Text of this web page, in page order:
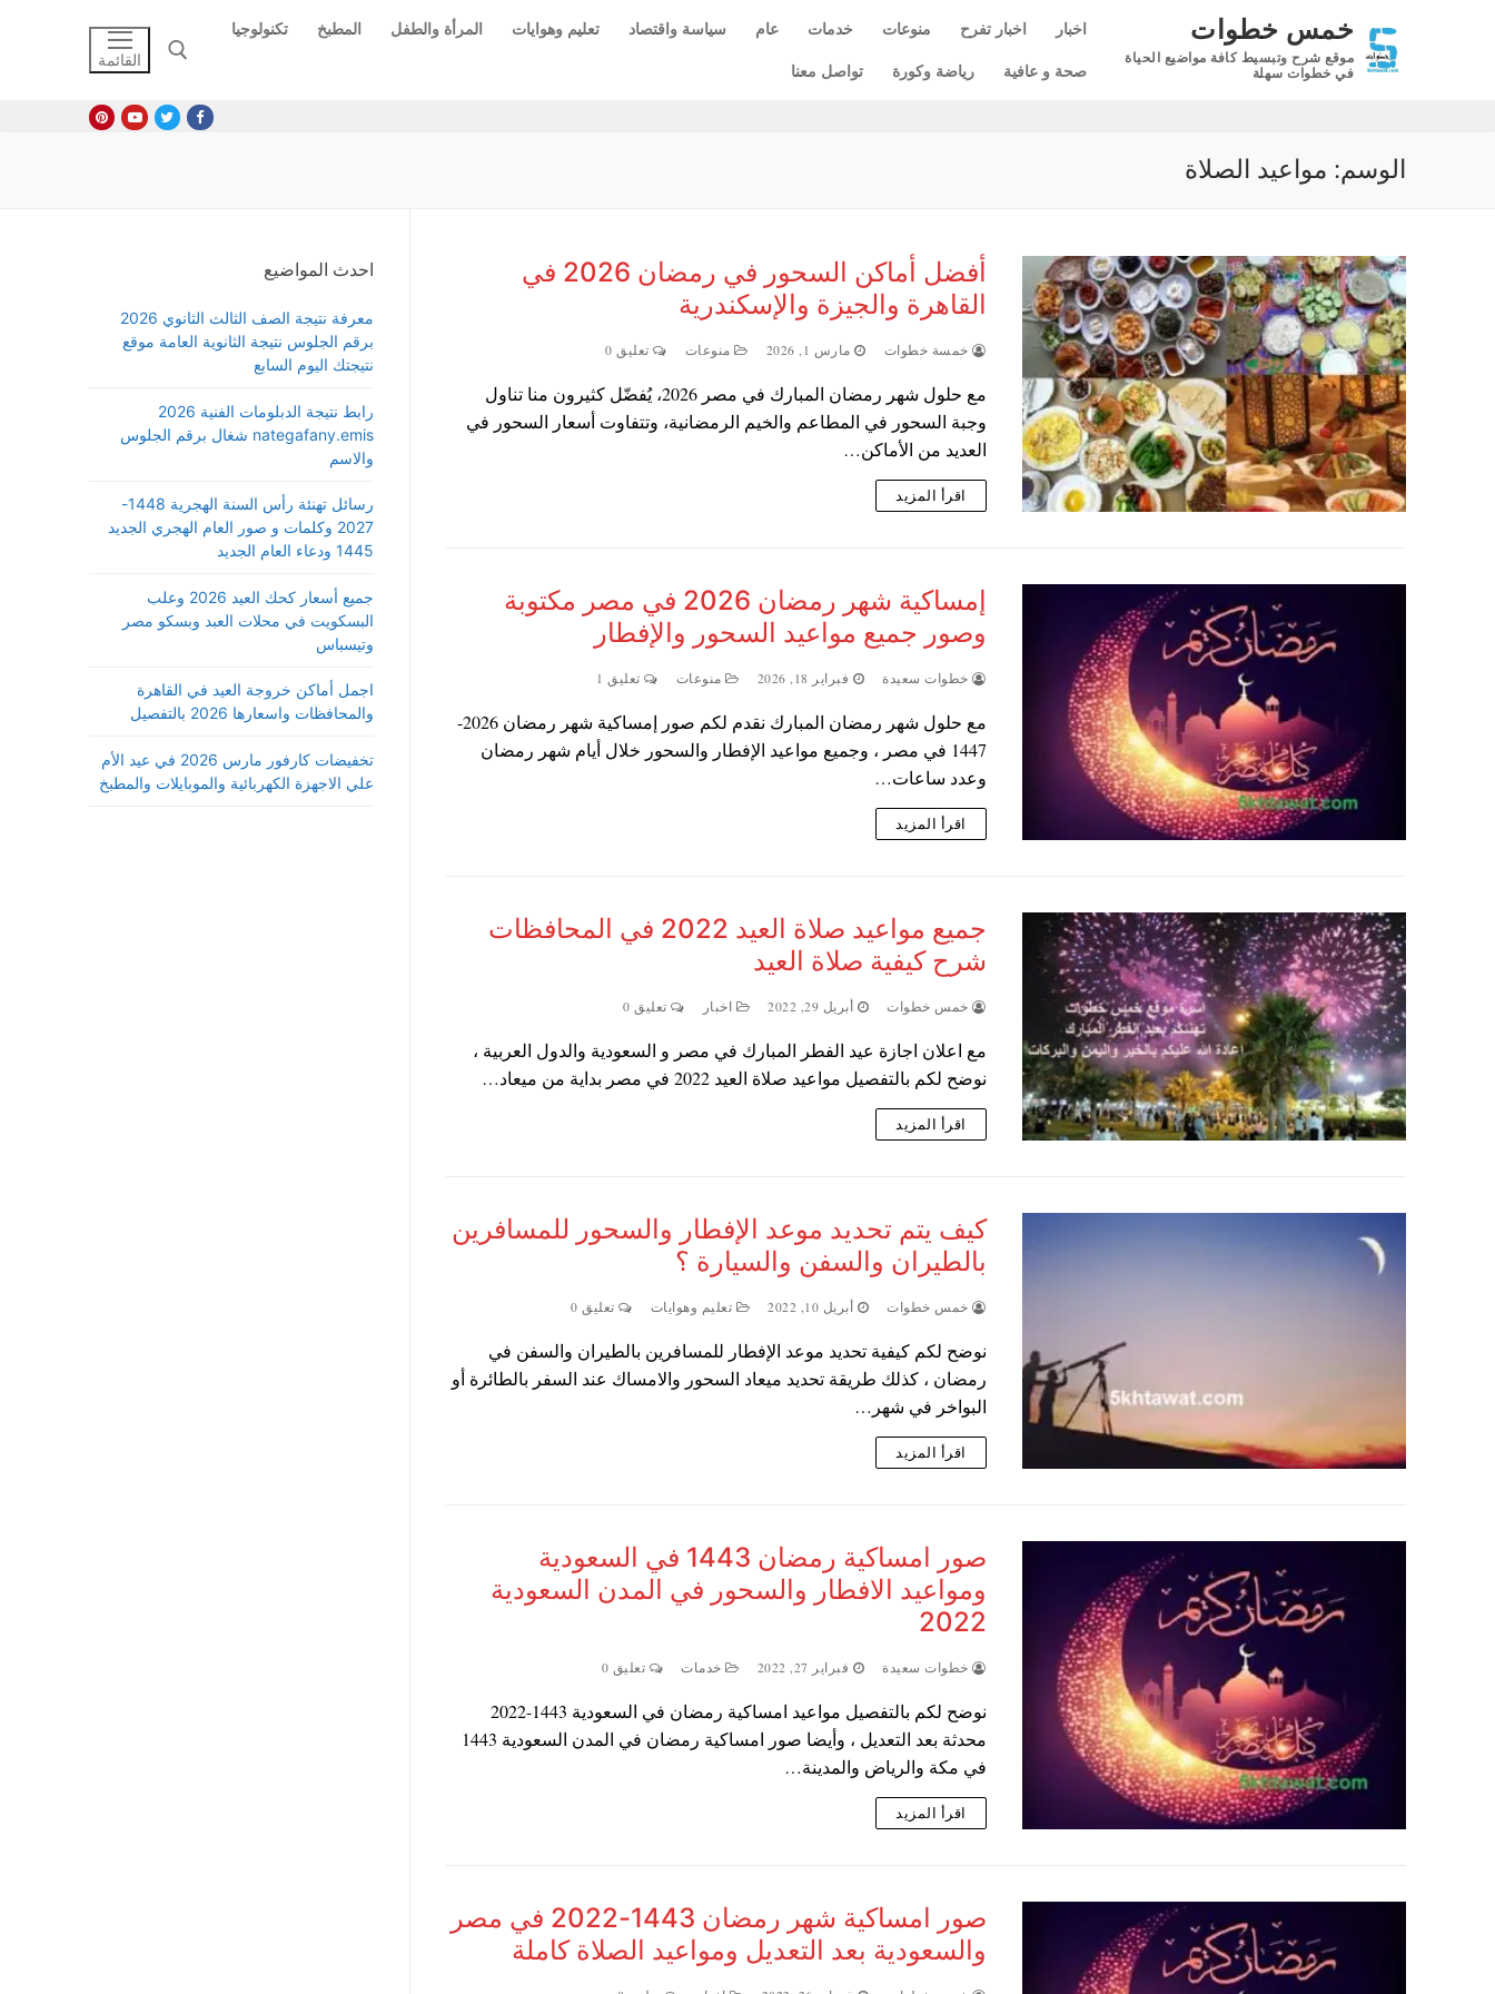
خمس خطوات
موقع شرح وتبسيط كافة مواضيع الحياة
في خطوات سهلة
اخبار اخبار تفرح منوعات خدمات عام سياسة واقتصاد تعليم وهوايات المرأة والطفل المطبخ
تكنولوجيا
صحة و عافية
رياضة وكورة تواصل معنا القائمة
الوسم: مواعيد الصلاة
أفضل أماكن السحور في رمضان 2026 في
القاهرة والجيزة والإسكندرية
خمسة خطوات مارس 1, 2026 منوعات تعليق 0
مع حلول شهر رمضان المبارك في مصر 2026، يُفضّل كثيرون منا تناول
وجبة السحور في المطاعم والخيم الرمضانية، وتتفاوت أسعار السحور في
العديد من الأماكن…
اقرأ المزيد
إمساكية شهر رمضان 2026 في مصر مكتوبة
وصور جميع مواعيد السحور والإفطار
خطوات سعيدة فبراير 18, 2026 منوعات تعليق 1
مع حلول شهر رمضان المبارك نقدم لكم صور إمساكية شهر رمضان 2026-
1447 في مصر ، وجميع مواعيد الإفطار والسحور خلال أيام شهر رمضان
وعدد ساعات…
اقرأ المزيد
جميع مواعيد صلاة العيد 2022 في المحافظات
شرح كيفية صلاة العيد
خمس خطوات أبريل 29, 2022 اخبار تعليق 0
مع اعلان اجازة عيد الفطر المبارك في مصر و السعودية والدول العربية ،
نوضح لكم بالتفصيل مواعيد صلاة العيد 2022 في مصر بداية من ميعاد…
اقرأ المزيد
كيف يتم تحديد موعد الإفطار والسحور للمسافرين
بالطيران والسفن والسيارة ؟
خمس خطوات أبريل 10, 2022 تعليم وهوايات تعليق 0
نوضح لكم كيفية تحديد موعد الإفطار للمسافرين بالطيران والسفن في
رمضان ، كذلك طريقة تحديد ميعاد السحور والامساك عند السفر بالطائرة أو
البواخر في شهر…
اقرأ المزيد
صور امساكية رمضان 1443 في السعودية
ومواعيد الافطار والسحور في المدن السعودية
2022
خطوات سعيدة فبراير 27, 2022 خدمات تعليق 0
نوضح لكم بالتفصيل مواعيد امساكية رمضان في السعودية 1443-2022
محدثة بعد التعديل ، وأيضا صور امساكية رمضان في المدن السعودية 1443
في مكة والرياض والمدينة…
اقرأ المزيد
صور امساكية شهر رمضان 1443-2022 في مصر
والسعودية بعد التعديل ومواعيد الصلاة كاملة
احدث المواضيع
معرفة نتيجة الصف الثالث الثانوي 2026
برقم الجلوس نتيجة الثانوية العامة موقع
نتيجتك اليوم السابع
رابط نتيجة الدبلومات الفنية 2026
nategafany.emis شغال برقم الجلوس
والاسم
رسائل تهنئة رأس السنة الهجرية 1448-
2027 وكلمات و صور العام الهجري الجديد
1445 ودعاء العام الجديد
جميع أسعار كحك العيد 2026 وعلب
البسكويت في محلات العبد وبسكو مصر
وتيسباس
اجمل أماكن خروجة العيد في القاهرة
والمحافظات واسعارها 2026 بالتفصيل
تخفيضات كارفور مارس 2026 في عيد الأم
علي الاجهزة الكهربائية والموبايلات والمطبخ